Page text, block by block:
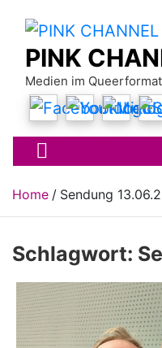
contentPINK
Medien im Queerformat
Home Sendung
Schlagwort: